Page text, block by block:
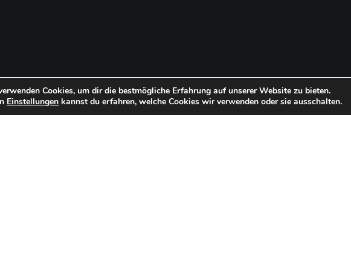
Cookies, um dir die bestmögliche Erfahrung auf unserer Website zu bieten.
Einstellungen kannst du erfahren, welche Cookies wir verwenden oder sie ausschalten.